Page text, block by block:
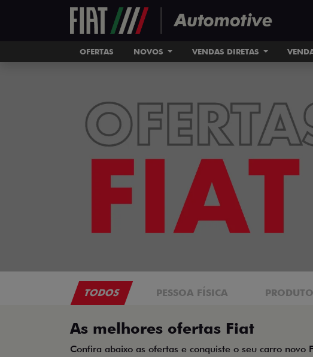
OFERTAS NOVOS VENDAS DIRETAS
TODOS PESSOA FÍSICA
As melhores ofertas Fiat
Confira abaixo as ofertas e conquiste o seu carro novo